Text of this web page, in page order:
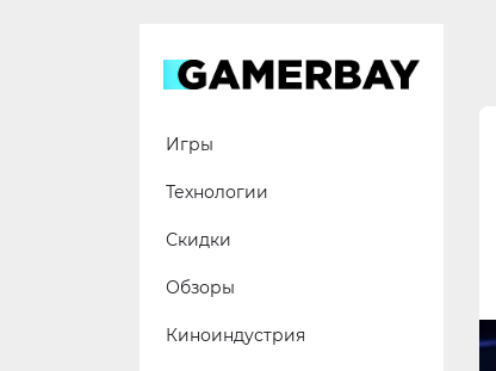
Игры
Технологии
Скидки
Обзоры
Киноиндустрия